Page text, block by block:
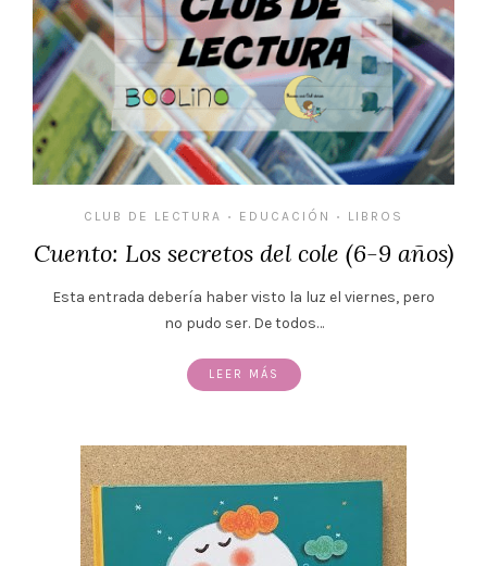
CLUB DE LECTURA • EDUCACIÓN • LIBROS
Cuento: Los secretos del cole (6-9 años)
Esta entrada debería haber visto la luz el viernes, pero
no pudo ser. De todos…
LEER MÁS